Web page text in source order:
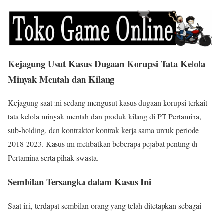
Kejagung Usut Kasus Dugaan Korupsi Tata Kelola
Minyak Mentah dan Kilang
Kejagung saat ini sedang mengusut kasus dugaan korupsi terkait
tata kelola minyak mentah dan produk kilang di PT Pertamina,
sub-holding, dan kontraktor kontrak kerja sama untuk periode
2018-2023. Kasus ini melibatkan beberapa pejabat penting di
Pertamina serta pihak swasta.
Sembilan Tersangka dalam Kasus Ini
Saat ini, terdapat sembilan orang yang telah ditetapkan sebagai